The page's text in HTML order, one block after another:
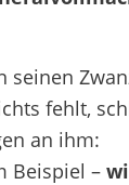
seinen
fehlt,
an ihm:
Beispiel –